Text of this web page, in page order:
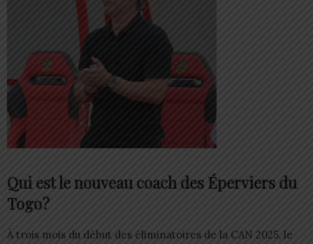
Qui est le nouveau coach des Éperviers du
Togo?
À trois mois du début des éliminatoires de la CAN 2025, le